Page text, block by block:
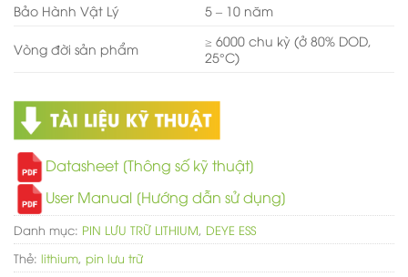
Bảo Hành Vật Lý
5 – 10 năm
Vòng đời sản phẩm
≥ 6000 chu kỳ (ở 80% DOD,
25°C)
Datasheet [Thông số kỹ thuật]
User Manual [Hướng dẫn sử dụng]
Danh mục: PIN LƯU TRỮ LITHIUM, DEYE ESS
Thẻ: lithium, pin lưu trữ